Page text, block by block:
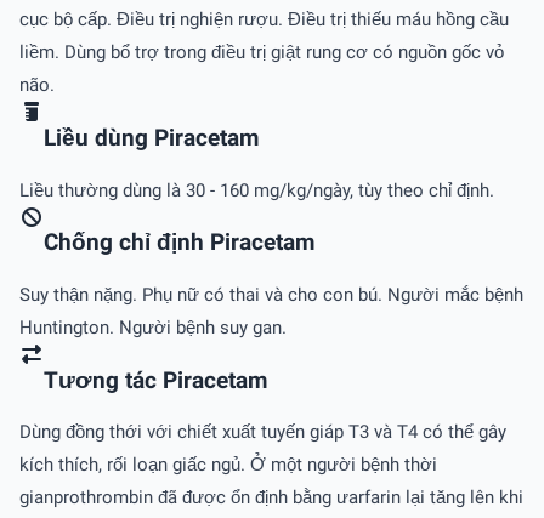
cục bộ cấp. Điều trị nghiện rượu. Điều trị thiếu máu hồng cầu
liềm. Dùng bổ trợ trong điều trị giật rung cơ có nguồn gốc vỏ
não.
Liều dùng Piracetam
Liều thường dùng là 30 - 160 mg/kg/ngày, tùy theo chỉ định.
Chống chỉ định Piracetam
Suy thận nặng. Phụ nữ có thai và cho con bú. Người mắc bệnh
Huntington. Người bệnh suy gan.
Tương tác Piracetam
Dùng đồng thới với chiết xuất tuyến giáp T3 và T4 có thể gây
kích thích, rối loạn giấc ngủ. Ở một người bệnh thời
gianprothrombin đã được ổn định bằng ưarfarin lại tăng lên khi